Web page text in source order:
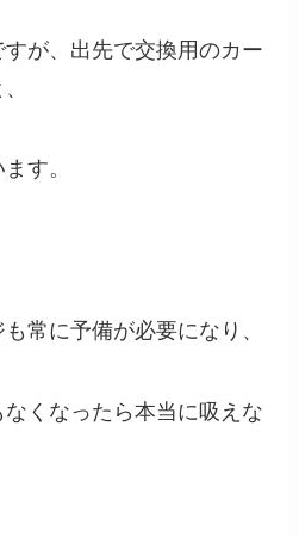
が、出先で交換用のカー
す。
常に予備が必要になり、
くなったら本当に吸えな